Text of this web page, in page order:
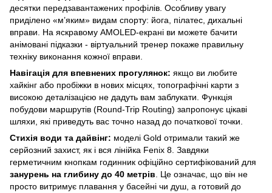
десятки передзавантажених профілів. Особливу увагу
приділено «м’яким» видам спорту: йога, пілатес, дихальні
вправи. На яскравому AMOLED-екрані ви можете бачити
анімовані підказки - віртуальний тренер покаже правильну
техніку виконання кожної вправи.
Навігація для впевнених прогулянок: якщо ви любите
хайкінг або пробіжки в нових місцях, топографічні карти з
високою деталізацією не дадуть вам заблукати. Функція
побудови маршрутів (Round-Trip Routing) запропонує цікаві
шляхи, які приведуть вас точно назад до початкової точки.
Стихія води та дайвінг: моделі Gold отримали такий же
серйозний захист, як і вся лінійка Fenix 8. Завдяки
герметичним кнопкам годинник офіційно сертифікований для
занурень на глибину до 40 метрів. Це означає, що він не
просто витримує плавання у басейні чи душ, а готовий до